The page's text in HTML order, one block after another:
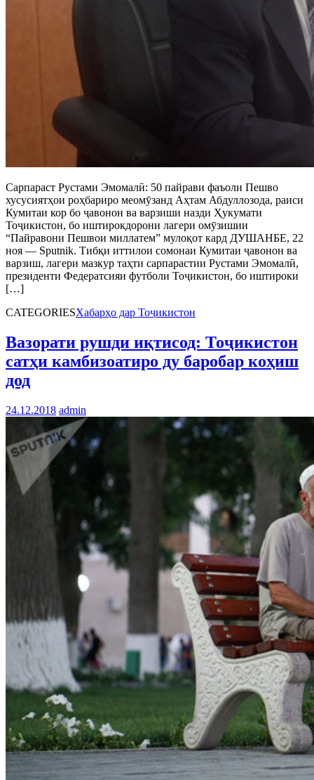
Сарпараст Рустами Эмомалӣ: 50 пайрави фаъоли Пешво
хусусиятҳои роҳбариро меомӯзанд Аҳтам Абдуллозода, раиси
Кумитаи кор бо ҷавонон ва варзиши назди Ҳукумати
Тоҷикистон, бо иштирокдорони лагери омӯзишии
“Пайравони Пешвои миллатем” мулоқот кард ДУШАНБЕ, 22
ноя — Sputnik. Тибқи иттилои сомонаи Кумитаи ҷавонон ва
варзиш, лагери мазкур таҳти сарпарастии Рустами Эмомалӣ,
президенти Федератсияи футболи Тоҷикистон, бо иштироки
[…]
CATEGORIESХабарҳо дар Тоҷикистон
Вазорати рушди иқтисод: Тоҷикистон
сатҳи камбизоатиро ду баробар коҳиш
дод
24.12.2018 admin